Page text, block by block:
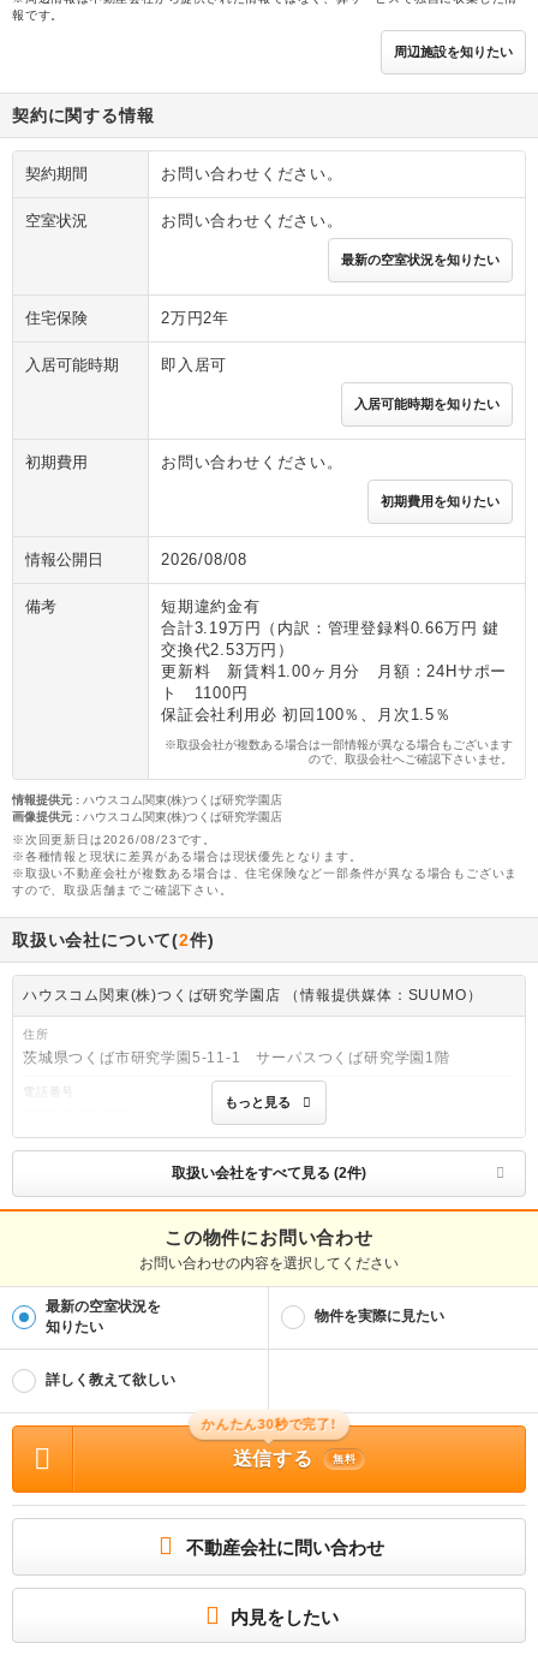
報です。
周辺施設を知りたい
契約に関する情報
契約期間 お問い合わせください。
空室状況 お問い合わせください。
最新の空室状況を知りたい
住宅保険 2万円2年
入居可能時期 即入居可
入居可能時期を知りたい
初期費用 お問い合わせください。
初期費用を知りたい
情報公開日 2026/08/08
備考
短期違約金有
合計3.19万円（内訳：管理登録料0.66万円 鍵
交換代2.53万円）
更新料 新賃料1.00ヶ月分 月額：24Hサポー
ト 1100円
保証会社利用必 初回100％、月次1.5％
※取扱会社が複数ある場合は一部情報が異なる場合もございます
ので、取扱会社へご確認下さいませ。
情報提供元 : ハウスコム関東(株)つくば研究学園店
画像提供元 : ハウスコム関東(株)つくば研究学園店
※次回更新日は2026/08/23です。
※各種情報と現状に差異がある場合は現状優先となります。
※取扱い不動産会社が複数ある場合は、住宅保険など一部条件が異なる場合もございま
すので、取扱店舗までご確認下さい。
取扱い会社について(2件)
ハウスコム関東(株)つくば研究学園店 （情報提供媒体：SUUMO）
住所
茨城県つくば市研究学園5-11-1 サーパスつくば研究学園1階
電話番号
免許番号
国土交通大臣(1)第10263号
取引態様
100507928429
※お問い合わせの際には、担当者へ物件管理番号をお伝えください。
駅 歩53分、ＪＲ常磐線/荒川沖駅 歩61分、ＪＲ常磐線/牛久駅 歩74分 / 面積 : 66.0
金等 : 無料 / 敷金 : 無料、保証金等 : －、 償却、敷引 : － / 住宅総合保険等の損害
保険料 : 2万円2年 / その他 : 短期違約金有 合計3.19万円（内訳：管理登録料0.66
万円 鍵交換代2.53万円） 更新料 新賃料1.00ヶ月分 月額：24Hサポート 1100
円 保証会社利用必 初回100％、月次1.5％ / 駐車場 : 有（敷地内) 敷地内3300円
成約者特典BOOKOFF買取価格10％UP(景品限度額内)
で、衣類や履き物の整理がしやすく便利です。
所属団体
（公社）首都圏不動産公正取引協議会加盟
もっと見る
取扱い会社をすべて見る (2件)
この物件にお問い合わせ
お問い合わせの内容を選択してください
最新の空室状況を
知りたい
物件を実際に見たい
詳しく教えて欲しい
かんたん30秒で完了!
送信する 無料
不動産会社に問い合わせ
内見をしたい